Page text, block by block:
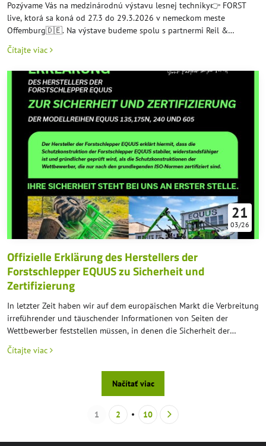
Pozývame Vás na medzinárodnú výstavu lesnej techniky👉 FORST
live, ktorá sa koná od 27.3 do 29.3.2026 v nemeckom meste
Offemburg🇩🇪. Na výstave budeme spolu s partnermi Reil &
Eichinger , Distri-Machines a Landmaschinen Mayer Schliengen
prezentovať najnovší 💚EQUUS 240 6WDC💚. Nájdete nás v stánku
Čítajte viac
21
03/26
Offizielle Erklärung des Herstellers der
Forstschlepper EQUUS zu Sicherheit und
Zertifizierung
In letzter Zeit haben wir auf dem europäischen Markt die Verbreitung
irreführender und täuschender Informationen von Seiten der
Wettbewerber feststellen müssen, in denen die Sicherheit der
Hersteller erklärt hiermit gegenüber allen Geschäftspartnern und
Forstschlepper EQUUS dem anspruchsvollen Zertifizierungsprozess
Čítajte viac
Načítať viac
1 2 10